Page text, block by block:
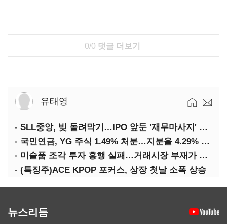
0/0 댓글 더보기
유태영
SLL중앙, 빚 돌려막기…IPO 앞둔 '재무마사지' 시작
국민연금, YG 주식 1.49% 처분…지분율 4.29% 감소
미술품 조각 투자 흥행 실패…거래시장 부재가 원인
(특징주)ACE KPOP 포커스, 상장 첫날 소폭 상승
뉴스리듬